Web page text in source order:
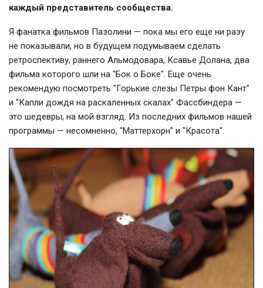
каждый представитель сообщества.
Я фанатка фильмов Пазолини — пока мы его еще ни разу
не показывали, но в будущем подумываем сделать
ретроспективу, раннего Альмодовара, Ксавье Долана, два
фильма которого шли на "Бок о Боке". Еще очень
рекомендую посмотреть "Горькие слезы Петры фон Кант"
и "Капли дождя на раскаленных скалах" Фассбиндера —
это шедевры, на мой взгляд. Из последних фильмов нашей
программы — несомненно, "Маттерхорн" и "Красота".